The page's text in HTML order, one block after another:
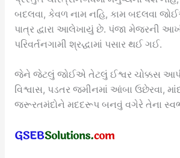
બદલવા, કેવળ નામ નહિ, કામ બદલવા
પાત્ર દ્વારા આલેખાયું છે. પંજા મેજરની
પરિવર્તનગામી શ્રદ્ધામાં પસાર થઈ ગઈ.
જેને જેટલું જોઈએ તેટલું ઈશ્વર ચોક્કસ
વિશ્વાસ, પડતર જમીનમાં આંબા ઉછેરવા,
જરૂરતમંદોને મદદરૂપ બનવું વગેરે તેના